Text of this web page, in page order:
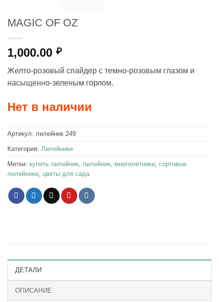
MAGIC OF OZ
1,000.00 ₽
Желто-розовый спайдер с темно-розовым глазом и
насыщенно-зеленым горлом.
Нет в наличии
Артикул: лилейник 249
Категория: Лилейники
Метки: купить лилейник лилейник многолетники сортовые
лилейники цветы для сада
ДЕТАЛИ
ОПИСАНИЕ